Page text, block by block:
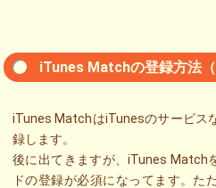
iTunes Matchの登録方法
iTunes MatchはiTunesのサービス
録します。
後に出てきますが、iTunes Match
ドの登録が必須になってます。た